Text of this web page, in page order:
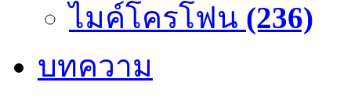
ไมค์โครโฟน (236)
บทความ